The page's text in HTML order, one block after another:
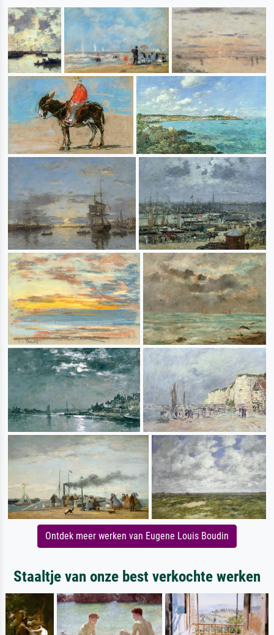
Ontdek meer werken van Eugene Louis Boudin
Staaltje van onze best verkochte werken